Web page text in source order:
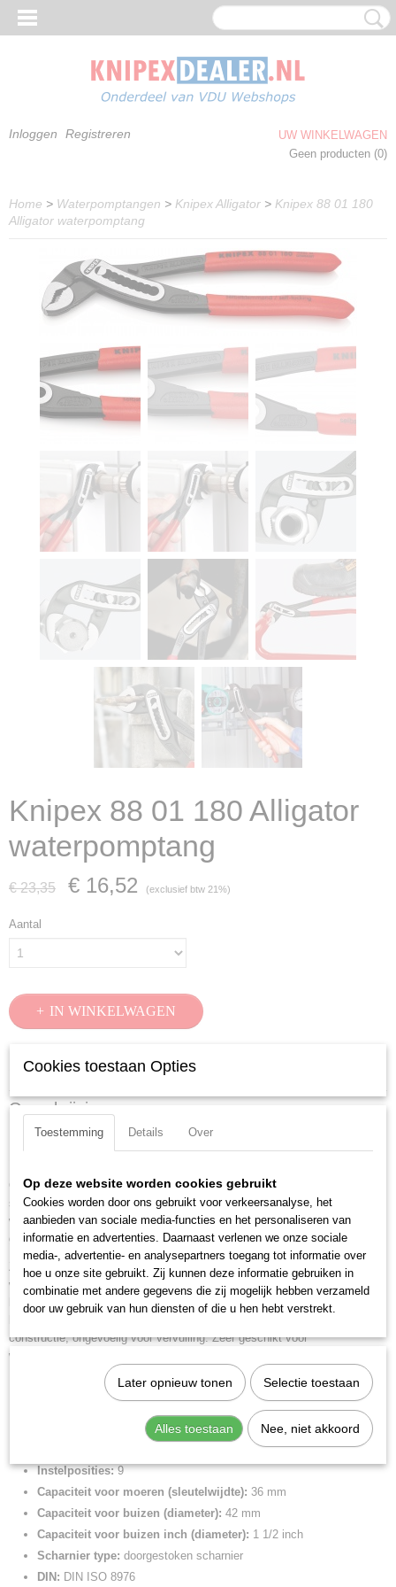
Inloggen Registreren
UW WINKELWAGEN
Geen producten (0)
Home > Waterpomptangen > Knipex Alligator > Knipex 88 01 180
Alligator waterpomptang
Knipex 88 01 180 Alligator
waterpomptang
€ 23,35 € 16,52 (exclusief btw 21%)
Aantal
IN WINKELWAGEN
Specificaties
Productcode
88 01 180
EAN code
Productcode leverancier
88 01 180
Netto gewicht
0,18 Kg
Bruto gewicht
0,18 Kg
Afmetingen (l,b,h)
18 x 3,80 x 1,20 cm
Omschrijving
KNIPEX Alligator zwart geatramenteerd, met anti-slip kunststof bekleed
Goede toegang tot het werkstuk door slanke bouwvorm in de kop- en
scharnierzone. Meer capaciteit en comfort in vergelijking met traditionele
waterpomptangen van dezelfde lengte: 9-traps verstelling voor 30% meer
grijpcapaciteit.
Zelfklemmend op buizen en moeren: glijdt niet van het werkstuk af en
werkt krachtbesparend. Grijpvlakken met speciaalgeharde tanden,
hardheid van de tanden ca. 61 HRC: steeds weer een vaste grip dankzij
constructie, ongevoelig voor vervuiling. Zeer geschikt voor
werkzaamheden buiten. Klembeveiliging voorkomt verwondingen.
180 mm
Benen/handgrepen: met anti-slip kunststof bekleed
Instelposities:9
Capaciteit voor moeren (sleutelwijdte): 36 mm
Capaciteit voor buizen (diameter): 42 mm
Capaciteit voor buizen inch (diameter): 1 1/2 inch
Scharnier type: doorgestoken scharnier
DIN: DIN ISO 8976
Cookies toestaan Opties
Toestemming Details Over
Op deze website worden cookies gebruikt
Cookies worden door ons gebruikt voor verkeersanalyse, het
aanbieden van sociale media-functies en het personaliseren van
informatie en advertenties. Daarnaast verlenen we onze sociale
media-, advertentie- en analysepartners toegang tot informatie over
hoe u onze site gebruikt. Zij kunnen deze informatie gebruiken in
combinatie met andere gegevens die zij mogelijk hebben verzameld
door uw gebruik van hun diensten of die u hen hebt verstrekt.
Later opnieuw tonen Selectie toestaan
Alles toestaan Nee, niet akkoord